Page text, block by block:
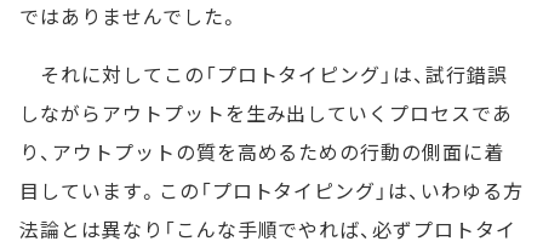
ではありませんでした。
それに対してこの「プロトタイピング」は、試行錯誤
しながらアウトプットを生み出していくプロセスであ
り、アウトプットの質を高めるための行動の側面に着
目しています。この「プロトタイピング」は、いわゆる方
法論とは異なり「こんな手順でやれば、必ずプロトタイ